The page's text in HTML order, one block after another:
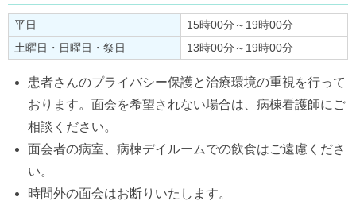
平日
15時00分～19時00分
土曜日・日曜日・祭日
13時00分～19時00分
患者さんのプライバシー保護と治療環境の重視を行って
おります。面会を希望されない場合は、病棟看護師にご
相談ください。
面会者の病室、病棟デイルームでの飲食はご遠慮くださ
い。
時間外の面会はお断りいたします。